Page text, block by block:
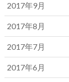
2017年9月
2017年8月
2017年7月
2017年6月